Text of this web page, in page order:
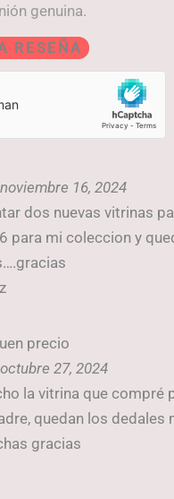
genuina.
RESEÑA
noviembre 16, 2024
dos nuevas vitrinas
para mi coleccion y
precio
octubre 27, 2024
la vitrina que compré
quedan los dedales
gracias